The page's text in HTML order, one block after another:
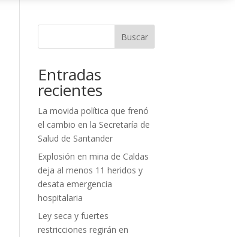
Buscar
Entradas
recientes
La movida política que frenó
el cambio en la Secretaría de
Salud de Santander
Explosión en mina de Caldas
deja al menos 11 heridos y
desata emergencia
hospitalaria
Ley seca y fuertes
restricciones regirán en